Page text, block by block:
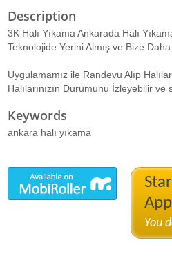
Description
3K Halı Yıkama Ankarada Halı
Teknolojide Yerini Almış ve Bize
Uygulamamız ile Randevu Alıp
Halılarınızın Durumunu İzleyebilir ve
Keywords
ankara halı yıkama
You